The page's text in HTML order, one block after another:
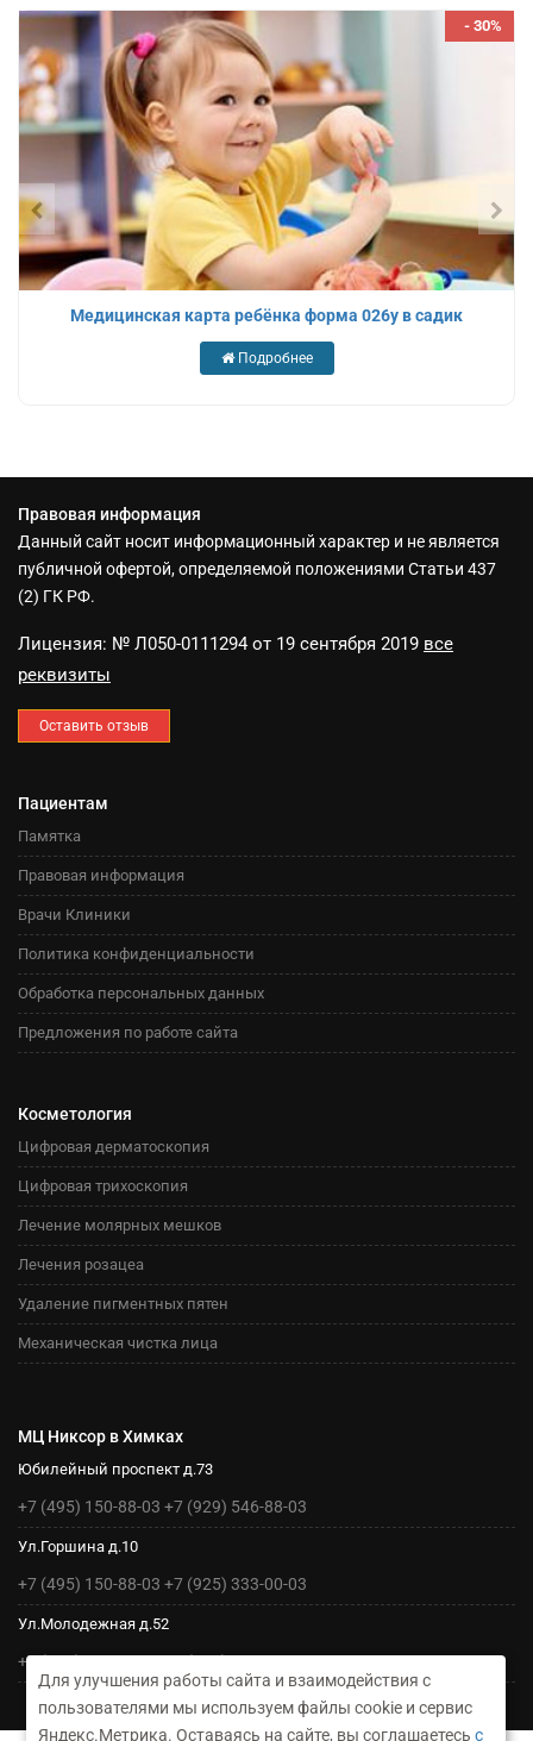
- 30%
Медицинская карта ребёнка форма 026у в садик
Подробнее
Для улучшения работы сайта и взаимодействия с
пользователями мы используем файлы cookie и сервис
Яндекс.Метрика. Оставаясь на сайте, вы соглашаетесьс
Правовая информация
Данный сайт носит информационный характер и не является
публичной офертой, определяемой положениями Статьи 437
(2) ГК РФ.
Лицензия: № Л050-0111294 от 19 сентября 2019 все
реквизиты
Оставить отзыв
Пациентам
Памятка
Правовая информация
Врачи Клиники
Политика конфиденциальности
Обработка персональных данных
Предложения по работе сайта
Косметология
Цифровая дерматоскопия
Цифровая трихоскопия
Лечение молярных мешков
Лечения розацеа
Удаление пигментных пятен
Механическая чистка лица
МЦ Никсор в Химках
Юбилейный проспект д.73
+7 (495) 150-88-03 +7 (929) 546-88-03
Ул.Горшина д.10
+7 (495) 150-88-03 +7 (925) 333-00-03
Ул.Молодежная д.52
+7 (495) 150-88-03+7 (925) 333-00-03